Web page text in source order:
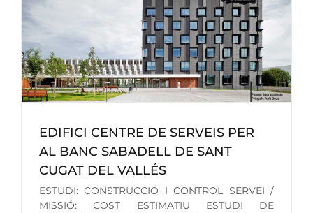
EDIFICI CENTRE DE SERVEIS PER
AL BANC SABADELL DE SANT
CUGAT DEL VALLÉS
ESTUDI: CONSTRUCCIÓ I CONTROL SERVEI /
MISSIÓ: COST ESTIMATIU ESTUDI DE